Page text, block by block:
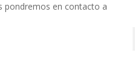
pondremos en contacto a